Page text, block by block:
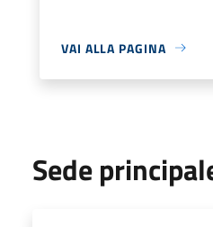
VAI ALLA PAGINA
Sede